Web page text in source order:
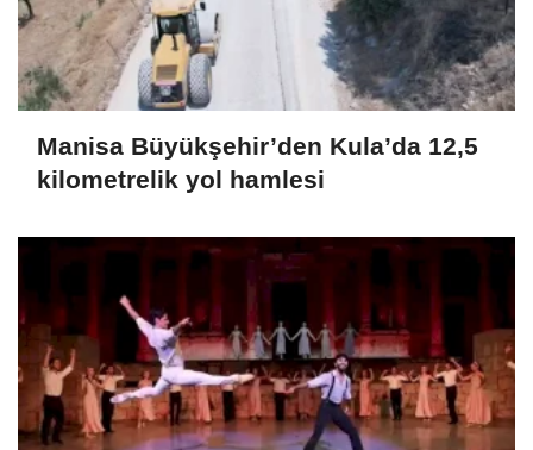
Manisa Büyükşehir’den Kula’da 12,5
kilometrelik yol hamlesi